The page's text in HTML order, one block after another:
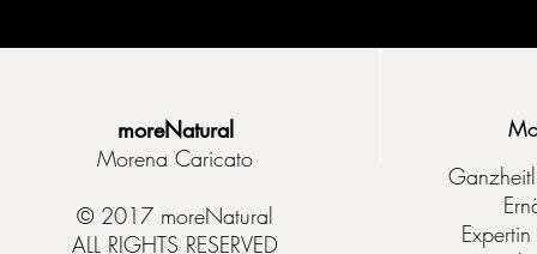
moreNatural
Morena Caricato
© 2017 moreNatural
ALL RIGHTS RESERVED